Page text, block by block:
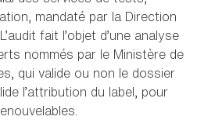
mandaté par la Direction
fait l’objet d’une analyse
nommés par le Ministère de
qui valide ou non le dossier
l’attribution du label, pour